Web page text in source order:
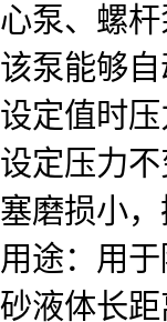
心泵、螺
该泵能够
设定值时
设定压力
塞磨损小
用途：用
砂液体长